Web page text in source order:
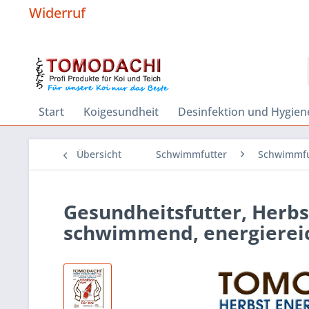
Widerruf
Start Koigesundheit Desinfektion und
Übersicht Schwimmfutter
Gesundheitsfutter,
schwimmend,